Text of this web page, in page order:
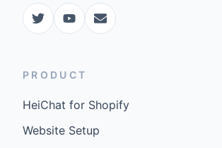
PRODUCT
HeiChat for Shopify
Website Setup